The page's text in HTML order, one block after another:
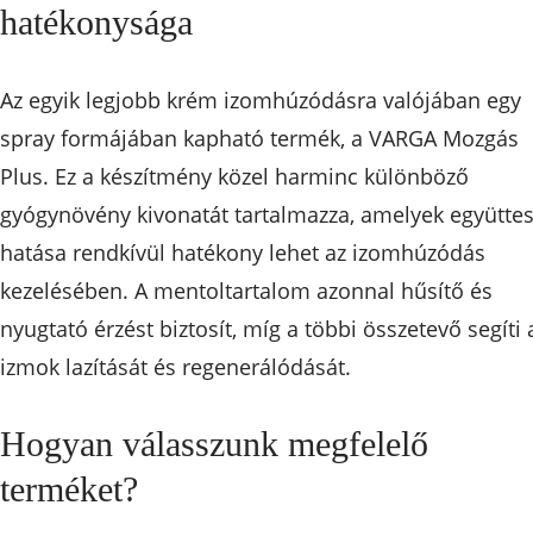
hatékonysága
Az egyik legjobb krém izomhúzódásra valójában egy
spray formájában kapható termék, a VARGA Mozgás
Plus. Ez a készítmény közel harminc különböző
gyógynövény kivonatát tartalmazza, amelyek együttes
hatása rendkívül hatékony lehet az izomhúzódás
kezelésében. A mentoltartalom azonnal hűsítő és
nyugtató érzést biztosít, míg a többi összetevő segíti
izmok lazítását és regenerálódását.
Hogyan válasszunk megfelelő
terméket?